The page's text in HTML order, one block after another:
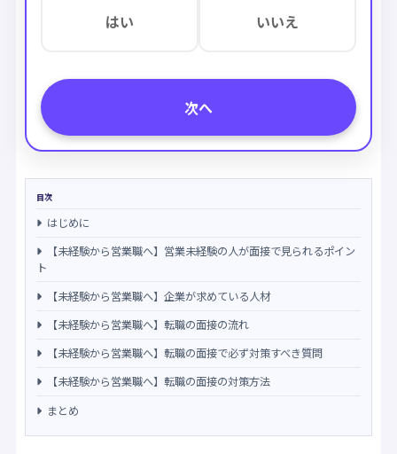
はい いいえ
次へ
目次
はじめに
【未経験から営業職へ】営業未経験の人が面接で見られるポイン
ト
【未経験から営業職へ】企業が求めている人材
【未経験から営業職へ】転職の面接の流れ
【未経験から営業職へ】転職の面接で必ず対策すべき質問
【未経験から営業職へ】転職の面接の対策方法
まとめ